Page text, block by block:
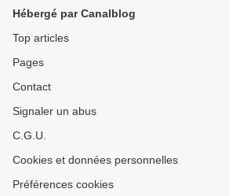
Hébergé par Canalblog
Top articles
Pages
Contact
Signaler un abus
C.G.U.
Cookies et données personnelles
Préférences cookies